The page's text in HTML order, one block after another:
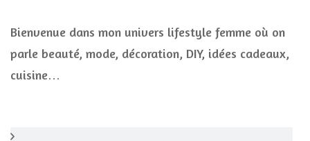
Bienvenue dans mon univers lifestyle femme où on
parle beauté, mode, décoration, DIY, idées cadeaux,
cuisine…